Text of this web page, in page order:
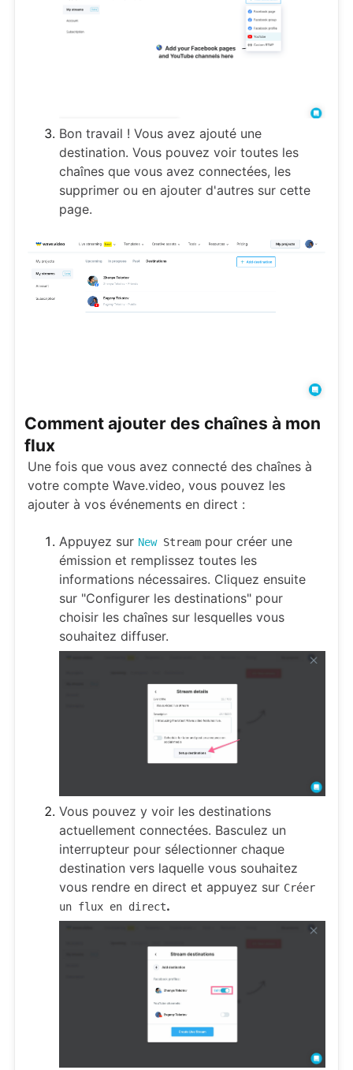
Bon travail ! Vous avez ajouté une
destination. Vous pouvez voir toutes les
chaînes que vous avez connectées, les
supprimer ou en ajouter d'autres sur cette
page.
Comment ajouter des chaînes à mon
flux
Une fois que vous avez connecté des chaînes à
votre compte Wave.video, vous pouvez les
ajouter à vos événements en direct :
Appuyez sur NewStream pour créer une
émission et remplissez toutes les
informations nécessaires. Cliquez ensuite
sur "Configurer les destinations" pour
choisir les chaînes sur lesquelles vous
souhaitez diffuser.
Vous pouvez y voir les destinations
actuellement connectées. Basculez un
interrupteur pour sélectionner chaque
destination vers laquelle vous souhaitez
vous rendre en direct et appuyez sur Créer
un flux en direct.